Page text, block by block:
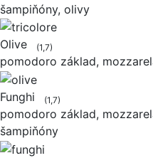
šampiňóny, olivy
Olive (1,7)
pomodoro základ,
Funghi (1,7)
pomodoro základ,
šampiňóny